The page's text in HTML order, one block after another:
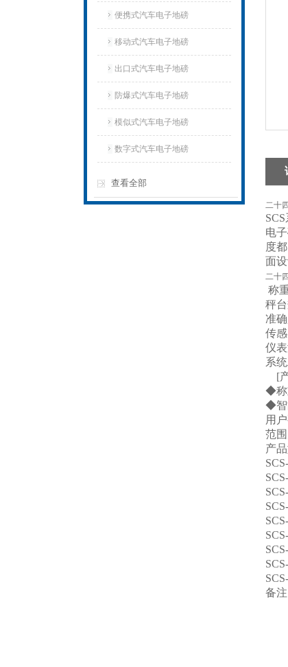
便携式汽车电子地磅
移动式汽车电子地磅
出口式汽车电子地磅
防爆式汽车电子地磅
模似式汽车电子地磅
数字式汽车电子地磅
查看全部
二十
电
度
面
二十
称
秤
准
传
仪
系
[
◆称
◆智
用
范
产
备